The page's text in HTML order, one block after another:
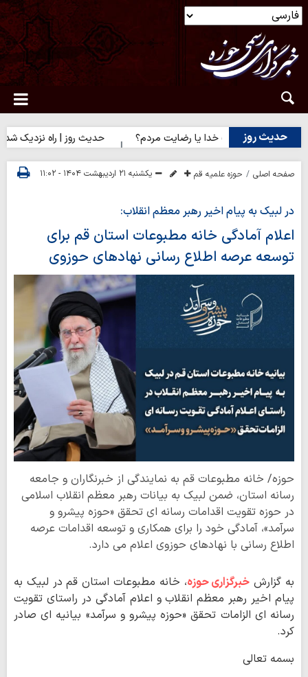
حدیث روز
روز | رضایت خدا یا رضایت مردم؟ حدیث روز | راه نزدیک شدن
صفحه اصلی حوزه علمیه قم یکشنبه ۲۱ اردیبهشت ۱۴۰۴ - ۱۱:۰۲
در لبیک به پیام اخیر رهبر معظم انقلاب:
اعلام آمادگی خانه مطبوعات استان قم برای
توسعه عرصه اطلاع رسانی نهادهای حوزوی
حوزه/ خانه مطبوعات قم به نمایندگی از خبرنگاران و جامعه
رسانه استان، ضمن لبیک به بیانات رهبر معظم انقلاب اسلامی
در حوزه تقویت اقدامات رسانه ای تحقق «حوزه پیشرو و
سرآمد»، آمادگی خود را برای همکاری و توسعه اقدامات عرصه
اطلاع رسانی با نهادهای حوزوی اعلام می دارد.
به گزارش خبرگزاری حوزه، خانه مطبوعات استان قم در لبیک به
پیام اخیر رهبر معظم انقلاب و اعلام آمادگی در راستای تقویت
رسانه ای الزامات تحقق «حوزه پیشرو و سرآمد» بیانیه ای صادر
کرد.
بسمه تعالی